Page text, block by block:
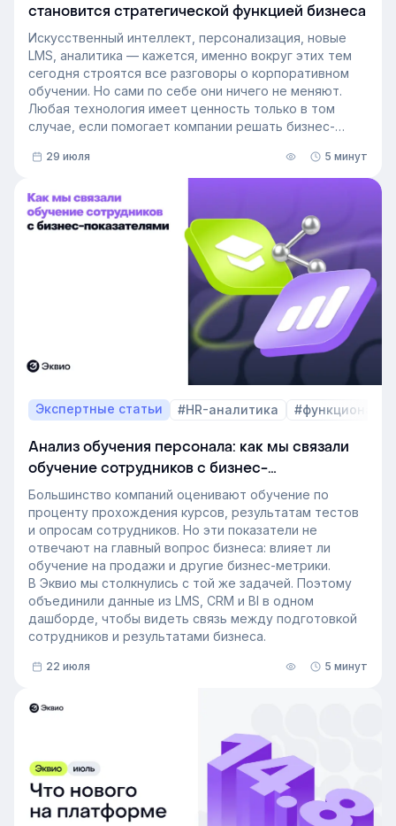
становится стратегической функцией бизнеса
Искусственный интеллект, персонализация, новые
LMS, аналитика — кажется, именно вокруг этих тем
сегодня строятся все разговоры о корпоративном
обучении. Но сами по себе они ничего не меняют.
Любая технология имеет ценность только в том
случае, если помогает компании решать бизнес-
Сегодня бизнес интересует уже не выбор
инструментов, а их результат: какое влияние
обучение оказывает на компанию и можно ли этот
эффект измерить. Такой взгляд меняет подходы к
развитию сотрудников, требования к HR и L&D, а
также на критерии выбора LMS.
В этой статье разбираем, почему это происходит и
как эти изменения повлияют на корпоративное
обучение в ближайшие годы. Материал подготовлен
на основе интервью коммерческого директора
Эквио Леонида Бутакова для подкаста HR4People.
29 июля 5 минут
Экспертные статьи #HR-аналитика #функционал
Анализ обучения персонала: как мы связали
обучение сотрудников с бизнес-
показателями
Большинство компаний оценивают обучение по
проценту прохождения курсов, результатам тестов
и опросам сотрудников. Но эти показатели не
отвечают на главный вопрос бизнеса: влияет ли
обучение на продажи и другие бизнес-метрики.
В Эквио мы столкнулись с той же задачей. Поэтому
объединили данные из LMS, CRM и BI в одном
дашборде, чтобы видеть связь между подготовкой
сотрудников и результатами бизнеса.
22 июля 5 минут